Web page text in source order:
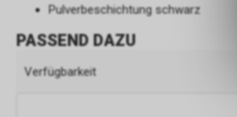
Pulverbeschichtung schwarz
PASSEND DAZU
Verfügbarkeit